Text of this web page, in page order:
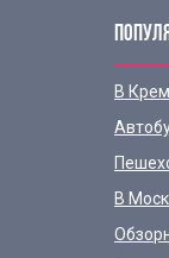
В
В